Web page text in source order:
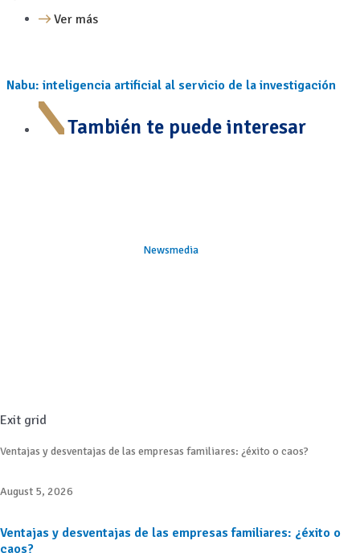
Ver más
Nabu: inteligencia artificial al servicio de la investigación
También te puede interesar
Newsmedia
Exit grid
Ventajas y desventajas de las empresas familiares: ¿éxito o caos?
August 5, 2026
Ventajas y desventajas de las empresas familiares: ¿éxito o
caos?